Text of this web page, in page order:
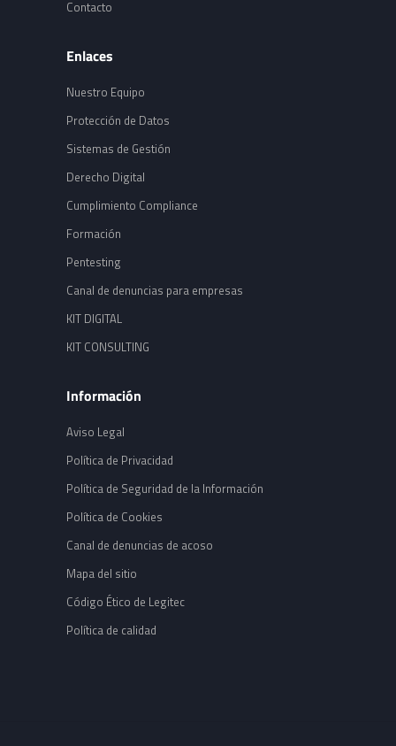
Contacto
Enlaces
Nuestro Equipo
Protección de Datos
Sistemas de Gestión
Derecho Digital
Cumplimiento Compliance
Formación
Pentesting
Canal de denuncias para empresas
KIT DIGITAL
KIT CONSULTING
Información
Aviso Legal
Política de Privacidad
Política de Seguridad de la Información
Política de Cookies
Canal de denuncias de acoso
Mapa del sitio
Código Ético de Legitec
Política de calidad